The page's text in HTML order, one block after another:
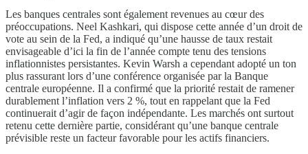
Les banques centrales sont également revenues au cœur des
préoccupations. Neel Kashkari, qui dispose cette année d’un droit de
vote au sein de la Fed, a indiqué qu’une hausse de taux restait
envisageable d’ici la fin de l’année compte tenu des tensions
inflationnistes persistantes. Kevin Warsh a cependant adopté un ton
plus rassurant lors d’une conférence organisée par la Banque
centrale européenne. Il a confirmé que la priorité restait de ramener
durablement l’inflation vers 2 %, tout en rappelant que la Fed
continuerait d’agir de façon indépendante. Les marchés ont surtout
retenu cette dernière partie, considérant qu’une banque centrale
prévisible reste un facteur favorable pour les actifs financiers.